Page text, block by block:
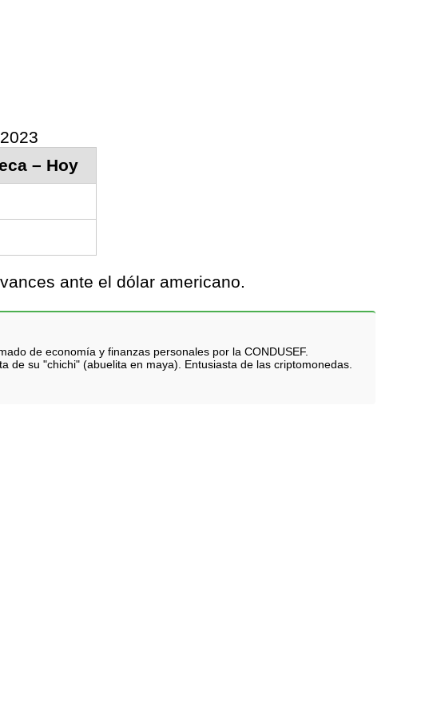
– Hoy
ante el dólar americano.
de economía y finanzas personales por la CONDUSEF.
de su "chichi" (abuelita en maya). Entusiasta de las criptomonedas.